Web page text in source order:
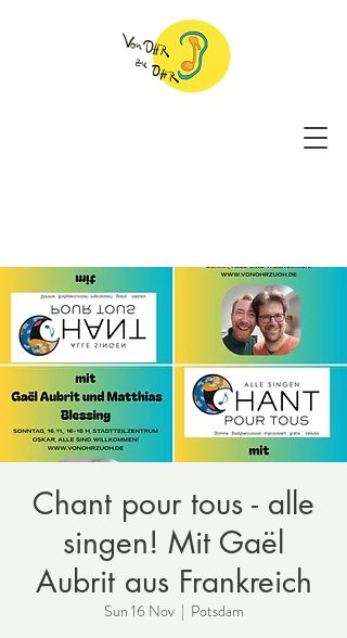
Chant pour tous - alle
singen! Mit Gaël
Aubrit aus Frankreich
Sun 16 Nov
  |
Potsdam